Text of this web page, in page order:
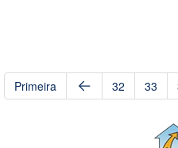
Primeira 32 33